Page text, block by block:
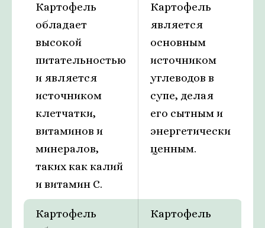
Картофель
обладает
высокой
питательностью
и является
источником
клетчатки,
витаминов и
минералов,
таких как калий
и витамин С.
Картофель
является
основным
источником
углеводов в
супе, делая
его сытным и
энергетически
ценным.
Картофель
Картофель